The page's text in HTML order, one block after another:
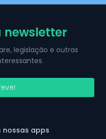
newsletter
legislação e outras
nossas apps